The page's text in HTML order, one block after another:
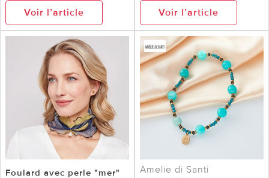
Voir l’article Voir l’article
Foulard avec perle "mer" Amelie di Santi